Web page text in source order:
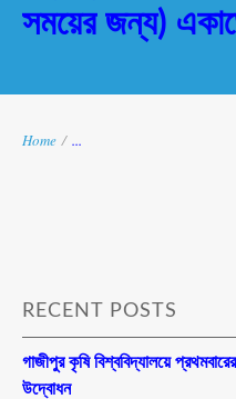
সময়ের জন্য)
Home / ...
RECENT POSTS
গাজীপুর কৃষি বিশ্ববিদ্যালয়ে
উদ্বোধন